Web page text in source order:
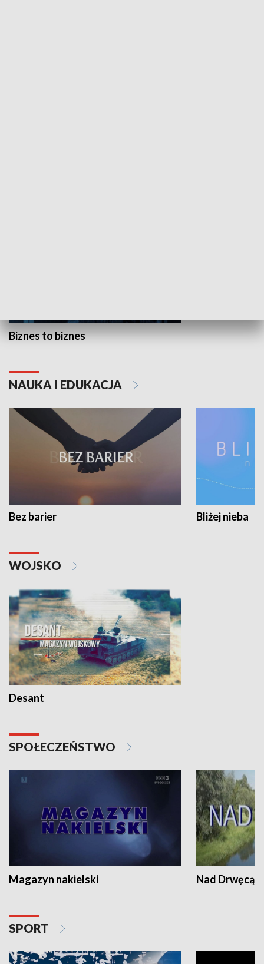
Biznes to biznes
NAUKA I EDUKACJA
Bez barier Bliżej nieba
WOJSKO
Desant
SPOŁECZEŃSTWO
Magazyn nakielski Nad Drwęcą
SPORT